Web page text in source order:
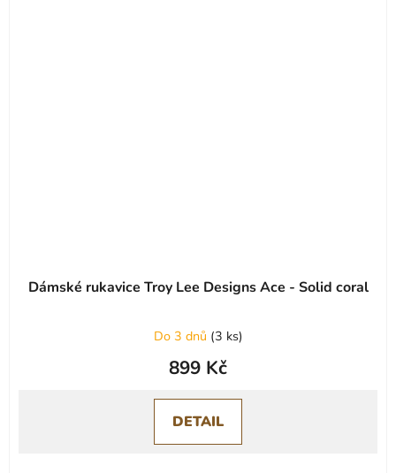
Dámské rukavice Troy Lee Designs Ace - Solid coral
Do 3 dnů (3 ks)
899 Kč
DETAIL